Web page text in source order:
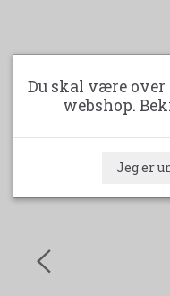
Du skal være over
webshop.
Jeg er